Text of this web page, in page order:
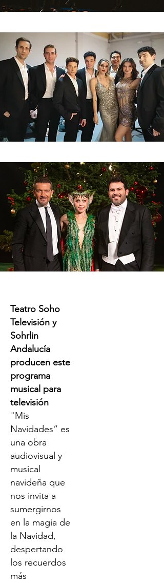
Teatro Soho
Televisión y
Sohrlin
Andalucía
producen este
programa
musical para
televisión
"Mis
Navidades” es
una obra
audiovisual y
musical
navideña que
nos invita a
sumergirnos
en la magia de
la Navidad,
despertando
los recuerdos
más